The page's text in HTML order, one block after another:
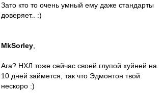
Зато кто то очень умный ему даже стандарты
доверяет.. :)
MkSorley
Ага? НХЛ тоже сейчас своей глупой хуйней на
10 дней займется, так что Эдмонтон твой
нескоро :)